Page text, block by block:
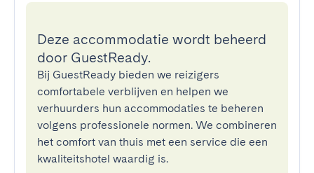
Deze accommodatie wordt beheerd
door GuestReady.
Bij GuestReady bieden we reizigers
comfortabele verblijven en helpen we
verhuurders hun accommodaties te beheren
volgens professionele normen. We combineren
het comfort van thuis met een service die een
kwaliteitshotel waardig is.